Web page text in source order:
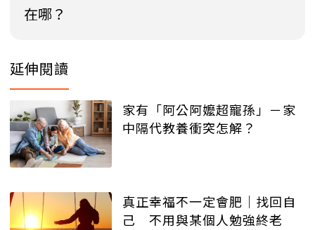
在哪？
延伸閱讀
家有「阿公阿嬤超寵孫」－家
中隔代教養衝突怎解？
真正幸福不一定會肥｜找回自
己 不用與某個人勉強終老